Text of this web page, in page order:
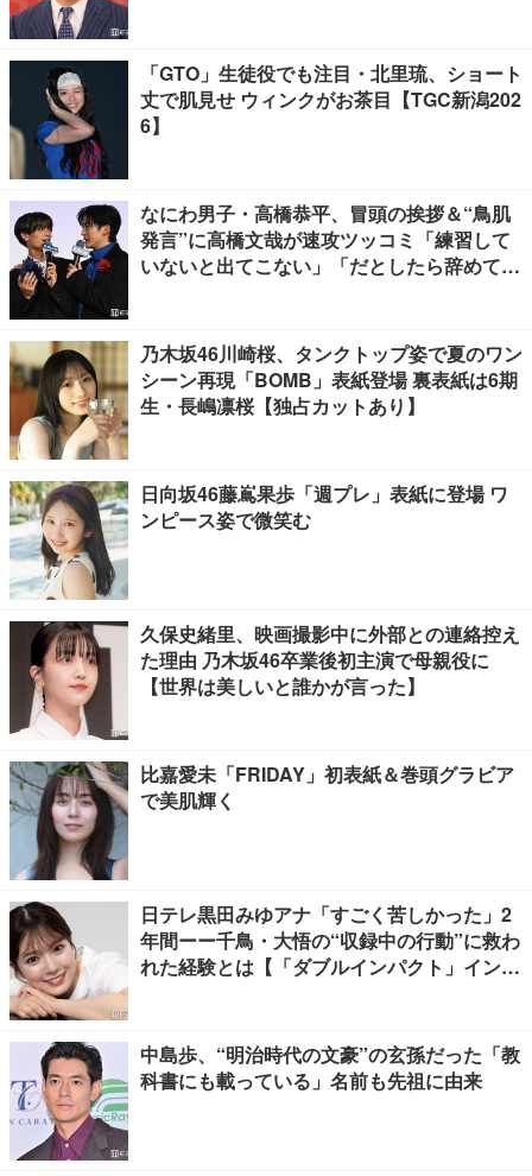
「GTO」生徒役でも注目・北里琉、ショート
丈で肌見せ ウィンクがお茶目【TGC新潟202
6】
なにわ男子・高橋恭平、冒頭の挨拶＆“鳥肌
発言”に高橋文哉が速攻ツッコミ「練習して
いないと出てこない」「だとしたら辞めてく
乃木坂46川崎桜、タンクトップ姿で夏のワン
シーン再現「BOMB」表紙登場 裏表紙は6期
生・長嶋凛桜【独占カットあり】
日向坂46藤嶌果歩「週プレ」表紙に登場 ワ
ンピース姿で微笑む
久保史緒里、映画撮影中に外部との連絡控え
た理由 乃木坂46卒業後初主演で母親役に
【世界は美しいと誰かが言った】
比嘉愛未「FRIDAY」初表紙＆巻頭グラビア
で美肌輝く
日テレ黒田みゆアナ「すごく苦しかった」2
年間ーー千鳥・大悟の“収録中の行動”に救わ
れた経験とは【「ダブルインパクト」インタ
中島歩、“明治時代の文豪”の玄孫だった「教
科書にも載っている」名前も先祖に由来